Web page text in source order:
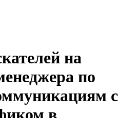
на
по
с